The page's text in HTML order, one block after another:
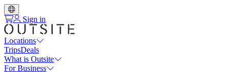
Sign in
Locations
TripsDeals
What is Outsite
For Business